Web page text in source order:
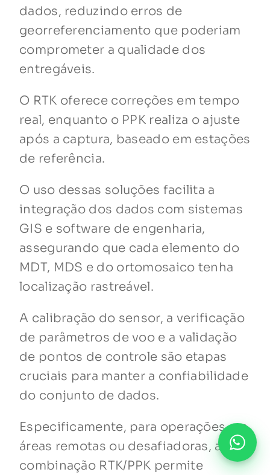
dados, reduzindo erros de
georreferenciamento que poderiam
comprometer a qualidade dos
entregáveis.
O RTK oferece correções em tempo
real, enquanto o PPK realiza o ajuste
após a captura, baseado em estações
de referência.
O uso dessas soluções facilita a
integração dos dados com sistemas
GIS e software de engenharia,
assegurando que cada elemento do
MDT, MDS e do ortomosaico tenha
localização rastreável.
A calibração do sensor, a verificação
de parâmetros de voo e a validação
de pontos de controle são etapas
cruciais para manter a confiabilidade
do conjunto de dados.
Especificamente, para operações em
áreas remotas ou desafiadoras, a
combinação RTK/PPK permite